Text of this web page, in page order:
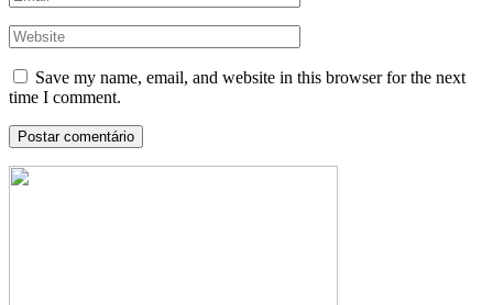
Save my name, email, and website in this browser for the next
time I comment.